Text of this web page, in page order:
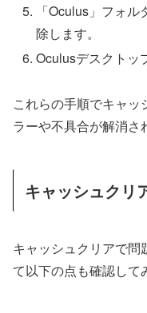
「Oculus」フォ
除します。
Oculusデスクトッ
これらの手順でキャ
ラーや不具合が解消さ
キャッシュクリ
キャッシュクリアで問
て以下の点も確認して